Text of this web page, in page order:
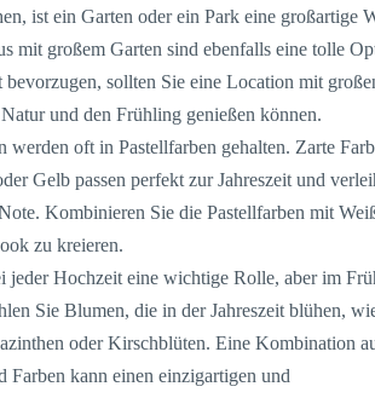
ist ein Garten oder ein Park eine großartige
mit großem Garten sind ebenfalls eine tolle
sollten Sie eine Location mit
und den Frühling genießen können.
werden oft in Pastellfarben gehalten. Zarte
Gelb passen perfekt zur Jahreszeit und
Kombinieren Sie die Pastellfarben mit
zu kreieren.
jeder Hochzeit eine wichtige Rolle, aber im
Sie Blumen, die in der Jahreszeit blühen,
oder Kirschblüten. Eine Kombination
Farben kann einen einzigartigen und